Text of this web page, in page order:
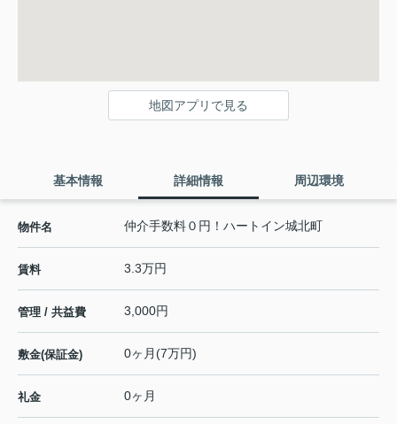
地図アプリで見る
基本情報 詳細情報 周辺環境
物件名 仲介手数料０円！ハートイン城北町
賃料 3.3万円
管理 / 共益費 3,000円
敷金(保証金) 0ヶ月(7万円)
礼金 0ヶ月